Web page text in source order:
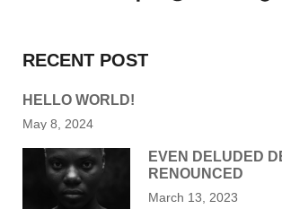
RECENT POST
HELLO WORLD!
May 8, 2024
EVEN DELUDED
RENOUNCED
March 13, 2023